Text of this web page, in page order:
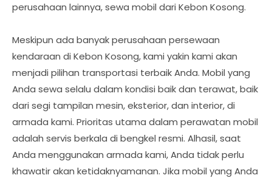
perusahaan lainnya, sewa mobil dari Kebon Kosong.
Meskipun ada banyak perusahaan persewaan
kendaraan di Kebon Kosong, kami yakin kami akan
menjadi pilihan transportasi terbaik Anda. Mobil yang
Anda sewa selalu dalam kondisi baik dan terawat, baik
dari segi tampilan mesin, eksterior, dan interior, di
armada kami. Prioritas utama dalam perawatan mobil
adalah servis berkala di bengkel resmi. Alhasil, saat
Anda menggunakan armada kami, Anda tidak perlu
khawatir akan ketidaknyamanan. Jika mobil yang Anda